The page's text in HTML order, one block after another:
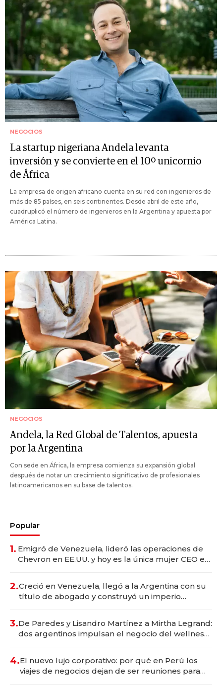
NEGOCIOS
La startup nigeriana Andela levanta
inversión y se convierte en el 10º unicornio
de África
La empresa de origen africano cuenta en su red con ingenieros de
más de 85 países, en seis continentes. Desde abril de este año,
cuadruplicó el número de ingenieros en la Argentina y apuesta por
América Latina.
NEGOCIOS
Andela, la Red Global de Talentos, apuesta
por la Argentina
Con sede en África, la empresa comienza su expansión global
después de notar un crecimiento significativo de profesionales
latinoamericanos en su base de talentos.
Popular
1. Emigró de Venezuela, lideró las operaciones de
Chevron en EE.UU. y hoy es la única mujer CEO en
2.Creció en Venezuela, llegó a la Argentina con su
título de abogado y construyó un imperio
3.De Paredes y Lisandro Martínez a Mirtha Legrand:
dos argentinos impulsan el negocio del wellness
4.El nuevo lujo corporativo: por qué en Perú los
viajes de negocios dejan de ser reuniones para